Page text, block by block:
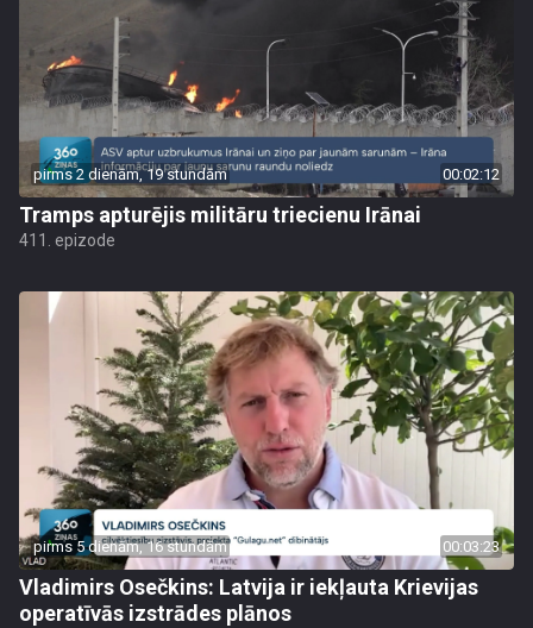
pirms 2 dienām, 19 stundām 00:02:12
Tramps apturējis militāru triecienu Irānai
411. epizode
pirms 5 dienām, 16 stundām 00:03:23
Vladimirs Osečkins: Latvija ir iekļauta Krievijas
operatīvās izstrādes plānos